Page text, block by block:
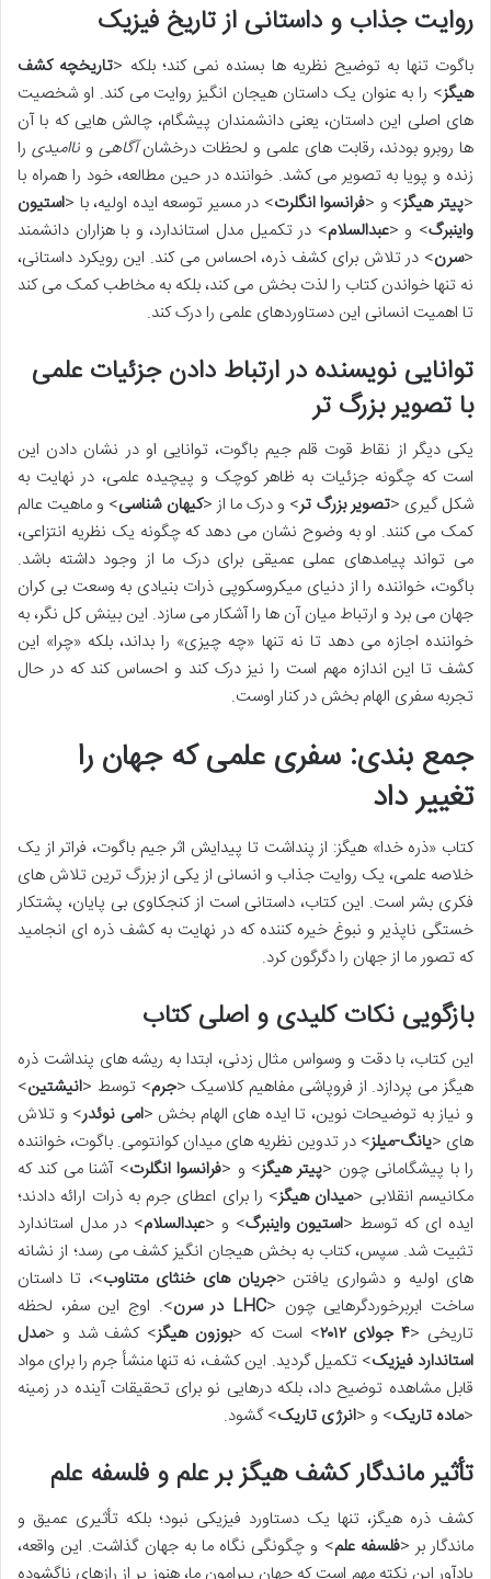
روایت جذاب و داستانی از تاریخ فیزیک
باگوت تنها به توضیح نظریه ها بسنده نمی کند؛ بلکه <تاریخچه کشف
هیگز> را به عنوان یک داستان هیجان انگیز روایت می کند. او شخصیت
های اصلی این داستان، یعنی دانشمندان پیشگام، چالش هایی که با آن
ها روبرو بودند، رقابت های علمی و لحظات درخشانآگاهی وناامیدی را
زنده و پویا به تصویر می کشد. خواننده در حین مطالعه، خود را همراه با
<پیتر هیگز> و <فرانسوا انگلرت> در مسیر توسعه ایده اولیه، با <استیون
واینبرگ> و <عبدالسلام> در تکمیل مدل استاندارد، و با هزاران دانشمند
<سرن> در تلاش برای کشف ذره، احساس می کند. این رویکرد داستانی،
نه تنها خواندن کتاب را لذت بخش می کند، بلکه به مخاطب کمک می کند
تا اهمیت انسانی این دستاوردهای علمی را درک کند.
توانایی نویسنده در ارتباط دادن جزئیات علمی
با تصویر بزرگ تر
یکی دیگر از نقاط قوت قلم جیم باگوت، توانایی او در نشان دادن این
است که چگونه جزئیات به ظاهر کوچک و پیچیده علمی، در نهایت به
شکل گیری <تصویر بزرگ تر> و درک ما از <کیهان شناسی> و ماهیت عالم
کمک می کنند. او به وضوح نشان می دهد که چگونه یک نظریه انتزاعی،
می تواند پیامدهای عملی عمیقی برای درک ما از وجود داشته باشد.
باگوت، خواننده را از دنیای میکروسکوپی ذرات بنیادی به وسعت بی کران
جهان می برد و ارتباط میان آن ها را آشکار می سازد. این بینش کل نگر، به
خواننده اجازه می دهد تا نه تنها «چه چیزی» را بداند، بلکه «چرا» این
کشف تا این اندازه مهم است را نیز درک کند و احساس کند که در حال
تجربه سفری الهام بخش در کنار اوست.
جمع بندی: سفری علمی که جهان را
تغییر داد
کتاب «ذره خدا» هیگز: از پنداشت تا پیدایش اثر جیم باگوت، فراتر از یک
خلاصه علمی، یک روایت جذاب و انسانی از یکی از بزرگ ترین تلاش های
فکری بشر است. این کتاب، داستانی است از کنجکاوی بی پایان، پشتکار
خستگی ناپذیر و نبوغ خیره کننده که در نهایت به کشف ذره ای انجامید
که تصور ما از جهان را دگرگون کرد.
بازگویی نکات کلیدی و اصلی کتاب
این کتاب، با دقت و وسواس مثال زدنی، ابتدا به ریشه های پنداشت ذره
هیگز می پردازد. از فروپاشی مفاهیم کلاسیک <جرم> توسط <انیشتین>
و نیاز به توضیحات نوین، تا ایده های الهام بخش <امی نوئدر> و تلاش
های <یانگ-میلز> در تدوین نظریه های میدان کوانتومی. باگوت، خواننده
را با پیشگامانی چون <پیتر هیگز> و <فرانسوا انگلرت> آشنا می کند که
مکانیسم انقلابی <میدان هیگز> را برای اعطای جرم به ذرات ارائه دادند؛
ایده ای که توسط <استیون واینبرگ> و <عبدالسلام> در مدل استاندارد
تثبیت شد. سپس، کتاب به بخش هیجان انگیز کشف می رسد؛ از نشانه
های اولیه و دشواری یافتن <جریان های خنثای متناوب>، تا داستان
ساخت ابربرخوردگرهایی چون <LHC در سرن
>. اوج این سفر، لحظه
تاریخی <۴ جولای ۲۰۱۲ > است که <بوزون هیگز> کشف شد و <مدل
استاندارد فیزیک> تکمیل گردید. این کشف، نه تنها منشأ جرم را برای مواد
قابل مشاهده توضیح داد، بلکه درهایی نو برای تحقیقات آینده در زمینه
<ماده تاریک> و <انرژی تاریک> گشود.
تأثیر ماندگار کشف هیگز بر علم و فلسفه علم
کشف ذره هیگز، تنها یک دستاورد فیزیکی نبود؛ بلکه تأثیری عمیق و
ماندگار بر <فلسفه علم> و چگونگی نگاه ما به جهان گذاشت. این واقعه،